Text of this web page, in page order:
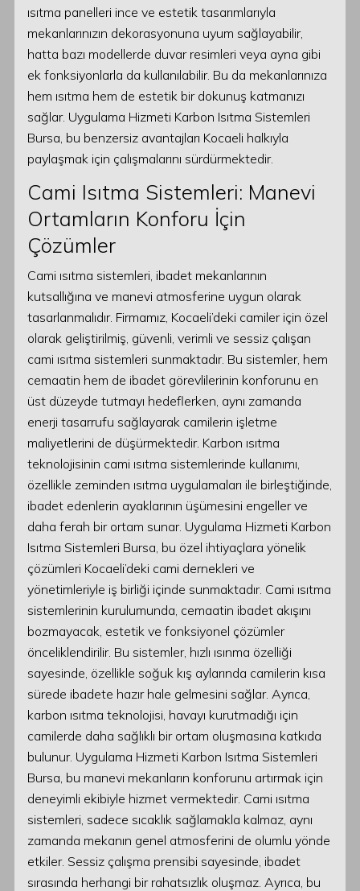
ısıtma panelleri ince ve estetik tasarımlarıyla
mekanlarınızın dekorasyonuna uyum sağlayabilir,
hatta bazı modellerde duvar resimleri veya ayna gibi
ek fonksiyonlarla da kullanılabilir. Bu da mekanlarınıza
hem ısıtma hem de estetik bir dokunuş katmanızı
sağlar. Uygulama Hizmeti Karbon Isıtma Sistemleri
Bursa, bu benzersiz avantajları Kocaeli halkıyla
paylaşmak için çalışmalarını sürdürmektedir.
Cami Isıtma Sistemleri: Manevi
Ortamların Konforu İçin
Çözümler
Cami ısıtma sistemleri, ibadet mekanlarının
kutsallığına ve manevi atmosferine uygun olarak
tasarlanmalıdır. Firmamız, Kocaeli’deki camiler için özel
olarak geliştirilmiş, güvenli, verimli ve sessiz çalışan
cami ısıtma sistemleri sunmaktadır. Bu sistemler, hem
cemaatin hem de ibadet görevlilerinin konforunu en
üst düzeyde tutmayı hedeflerken, aynı zamanda
enerji tasarrufu sağlayarak camilerin işletme
maliyetlerini de düşürmektedir. Karbon ısıtma
teknolojisinin cami ısıtma sistemlerinde kullanımı,
özellikle zeminden ısıtma uygulamaları ile birleştiğinde,
ibadet edenlerin ayaklarının üşümesini engeller ve
daha ferah bir ortam sunar. Uygulama Hizmeti Karbon
Isıtma Sistemleri Bursa, bu özel ihtiyaçlara yönelik
çözümleri Kocaeli’deki cami dernekleri ve
yönetimleriyle iş birliği içinde sunmaktadır. Cami ısıtma
sistemlerinin kurulumunda, cemaatin ibadet akışını
bozmayacak, estetik ve fonksiyonel çözümler
önceliklendirilir. Bu sistemler, hızlı ısınma özelliği
sayesinde, özellikle soğuk kış aylarında camilerin kısa
sürede ibadete hazır hale gelmesini sağlar. Ayrıca,
karbon ısıtma teknolojisi, havayı kurutmadığı için
camilerde daha sağlıklı bir ortam oluşmasına katkıda
bulunur. Uygulama Hizmeti Karbon Isıtma Sistemleri
Bursa, bu manevi mekanların konforunu artırmak için
deneyimli ekibiyle hizmet vermektedir. Cami ısıtma
sistemleri, sadece sıcaklık sağlamakla kalmaz, aynı
zamanda mekanın genel atmosferini de olumlu yönde
etkiler. Sessiz çalışma prensibi sayesinde, ibadet
sırasında herhangi bir rahatsızlık oluşmaz. Ayrıca, bu